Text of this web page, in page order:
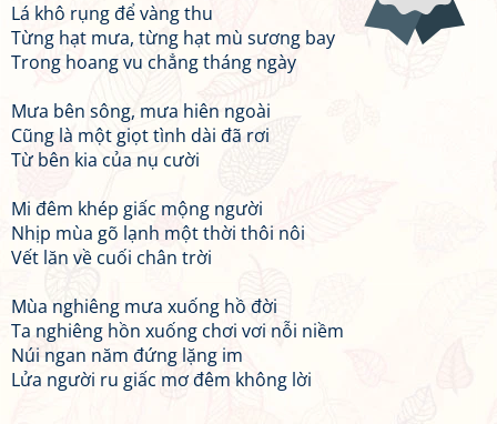
Lá khô rụng để vàng thu
Từng hạt mưa, từng hạt mù sương bay
Trong hoang vu chẳng tháng ngày
Mưa bên sông, mưa hiên ngoài
Cũng là một giọt tình dài đã rơi
Từ bên kia của nụ cười
Mi đêm khép giấc mộng người
Nhịp mùa gõ lạnh một thời thôi nôi
Vết lăn về cuối chân trời
Mùa nghiêng mưa xuống hồ đời
Ta nghiêng hồn xuống chơi vơi nỗi niềm
Núi ngan năm đứng lặng im
Lửa người ru giấc mơ đêm không lời